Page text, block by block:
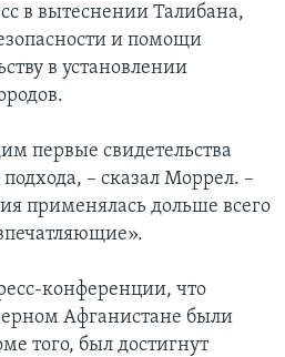
в вытеснении Талибана,
и помощи
в установлении
первые свидетельства
– сказал Моррел. –
применялась дольше всего
конференции, что
Афганистане были
того, был достигнут